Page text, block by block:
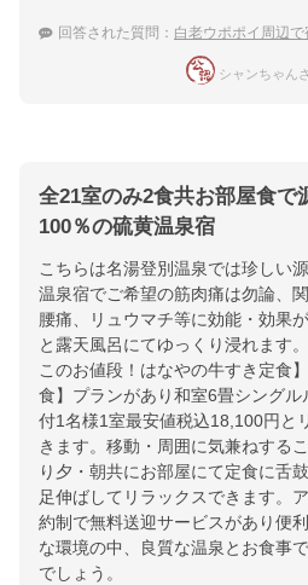
回答された質問： 白老ウポポイ周辺で宿泊
シャンちゃん
全21室のみ2食共お部屋食で
100％の硫黄温泉宿
こちらは名湯登別温泉では珍しい
温泉宿でご希望の筋肉痛は勿論、
腰痛、リュウマチ等に効能・効果
と露天風呂にてゆっくり浸れます
このお値段！はなやの牛すき定食
食】プランがあり和室6畳シング
付1名様1室最安値税込18,100円と
きます。移動・周囲に気兼ねする
り夕・朝共にお部屋にて定食に舌
足伸ばしてリラックスできます。
約制で無料送迎サービスがあり便
な環境の中、良質な温泉とお食事
でしょう。